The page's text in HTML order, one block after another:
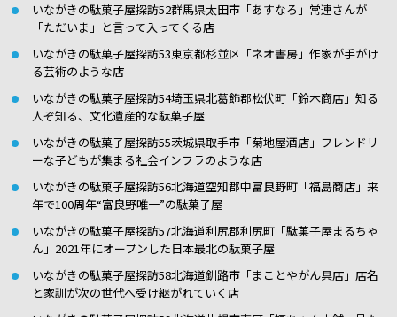
いながきの駄菓子屋探訪52群馬県太田市「あすなろ」常連さんが
「ただいま」と言って入ってくる店
いながきの駄菓子屋探訪53東京都杉並区「ネオ書房」作家が手がけ
る芸術のような店
いながきの駄菓子屋探訪54埼玉県北葛飾郡松伏町「鈴木商店」知る
人ぞ知る、文化遺産的な駄菓子屋
いながきの駄菓子屋探訪55茨城県取手市「菊地屋酒店」フレンドリ
ーな子どもが集まる社会インフラのような店
いながきの駄菓子屋探訪56北海道空知郡中富良野町「福島商店」来
年で100周年“富良野唯一”の駄菓子屋
いながきの駄菓子屋探訪57北海道利尻郡利尻町「駄菓子屋まるちゃ
ん」2021年にオープンした日本最北の駄菓子屋
いながきの駄菓子屋探訪58北海道釧路市「まことやがん具店」店名
と家訓が次の世代へ受け継がれていく店